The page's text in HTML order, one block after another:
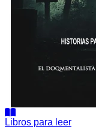
Libros para leer